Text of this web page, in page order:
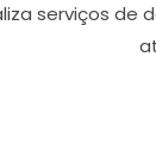
serviços de